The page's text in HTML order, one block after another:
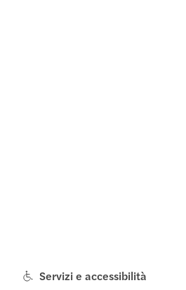
Servizi e accessibilità